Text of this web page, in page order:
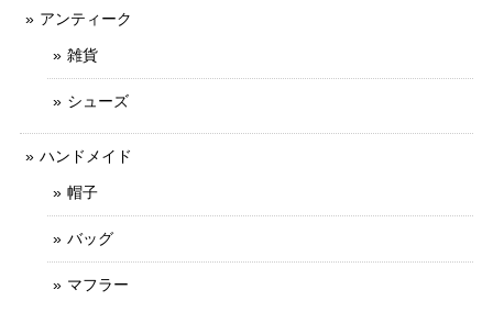
アンティーク
雑貨
シューズ
ハンドメイド
帽子
バッグ
マフラー